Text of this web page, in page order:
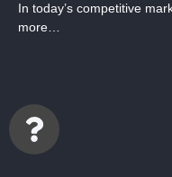
In today’s competitive
more…